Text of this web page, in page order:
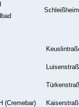
(Cremebar)